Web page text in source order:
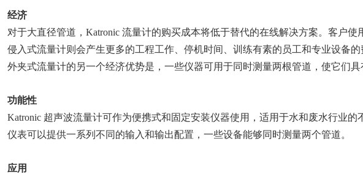
经济
对于大直径管道，Katronic 流量计的购买成本将低于替代的在线解决方案。客户
侵入式流量计则会产生更多的工程工作、停机时间、训练有素的员工和专业设备
外夹式流量计的另一个经济优势是，一些仪器可用于同时测量两根管道，使它们具
功能性
Katronic 超声波流量计可作为便携式和固定安装仪器使用，适用于水和废水行业的
仪表可以提供一系列不同的输入和输出配置，一些设备能够同时测量两个管道。
应用